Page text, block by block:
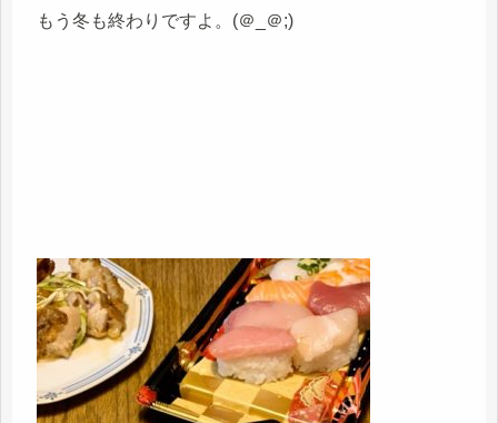
もう冬も終わりですよ。(＠_＠;)